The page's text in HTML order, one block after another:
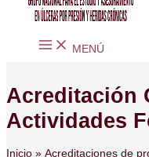
MENÚ
Acreditación
Actividades
Inicio
Acreditaciones de